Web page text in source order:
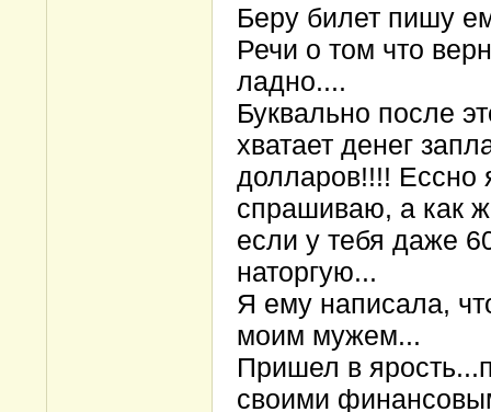
Беру билет пишу
Речи о том что
ладно....
Буквально после
хватает денег
долларов!!!! Ессно
спрашиваю, а как
если у тебя даже
наторгую...
Я ему написала,
моим мужем...
Пришел в
своими